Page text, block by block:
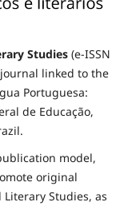
Studies(e-ISSN
linked to the
Portuguesa:
de Educação,
model,
original
Studies, as